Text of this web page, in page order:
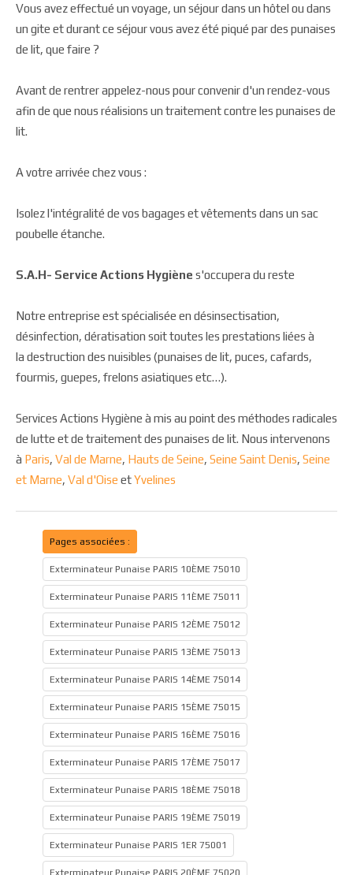
Vous avez effectué un voyage, un séjour dans un hôtel ou dans
un gite et durant ce séjour vous avez été piqué par des punaises
de lit, que faire ?
Avant de rentrer appelez-nous pour convenir d'un rendez-vous
afin de que nous réalisions un traitement contre les punaises de
lit.
A votre arrivée chez vous :
Isolez l'intégralité de vos bagages et vêtements dans un sac
poubelle étanche.
S.A.H- Service Actions Hygiène s'occupera du reste
Notre entreprise est spécialisée en désinsectisation,
désinfection, dératisation soit toutes les prestations liées à
la destruction des nuisibles (punaises de lit, puces, cafards,
fourmis, guepes, frelons asiatiques etc…).
Services Actions Hygiène à mis au point des méthodes radicales
de lutte et de traitement des punaises de lit. Nous intervenons
à Paris, Val de Marne, Hauts de Seine, Seine Saint Denis, Seine
et Marne, Val d'Oise etYvelines
Pages associées :
Exterminateur Punaise PARIS 10ÈME 75010
Exterminateur Punaise PARIS 11ÈME 75011
Exterminateur Punaise PARIS 12ÈME 75012
Exterminateur Punaise PARIS 13ÈME 75013
Exterminateur Punaise PARIS 14ÈME 75014
Exterminateur Punaise PARIS 15ÈME 75015
Exterminateur Punaise PARIS 16ÈME 75016
Exterminateur Punaise PARIS 17ÈME 75017
Exterminateur Punaise PARIS 18ÈME 75018
Exterminateur Punaise PARIS 19ÈME 75019
Exterminateur Punaise PARIS 1ER 75001
Exterminateur Punaise PARIS 20ÈME 75020